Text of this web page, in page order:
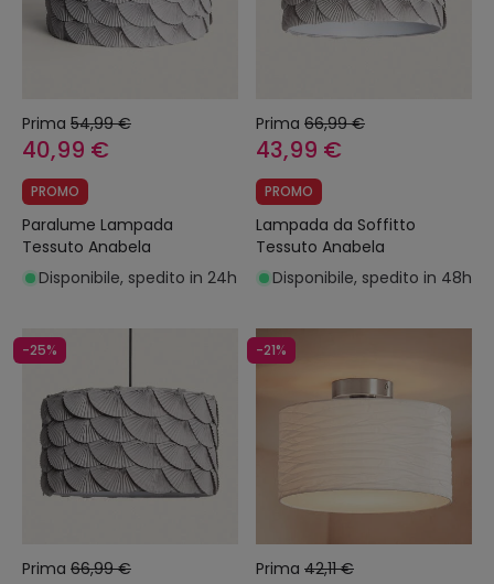
Prima 54,99 €
40,99 €
PROMO
Paralume Lampada
Tessuto Anabela
Disponibile, spedito in 24h
Prima 66,99 €
43,99 €
PROMO
Lampada da Soffitto
Tessuto Anabela
Disponibile, spedito in 48h
-25%
Prima 66,99 €
-21%
Prima 42,11 €